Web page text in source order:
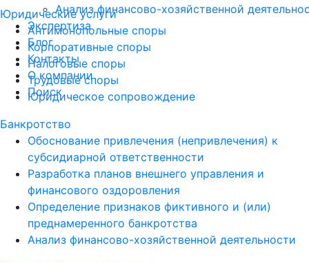
Юридические услуги
Антимонопольные споры
Корпоративные споры
Налоговые споры
Трудовые споры
Юридическое сопровождение
Банкротство
Обоснование привлечения (непривлечения) к
субсидиарной ответственности
Разработка планов внешнего управления и
финансового оздоровления
Определение признаков фиктивного и (или)
преднамеренного банкротства
Анализ финансово-хозяйственной деятельности
Анализ финансово-хозяйственной
Экспертиза
Блог
Контакты
О компании
Поиск